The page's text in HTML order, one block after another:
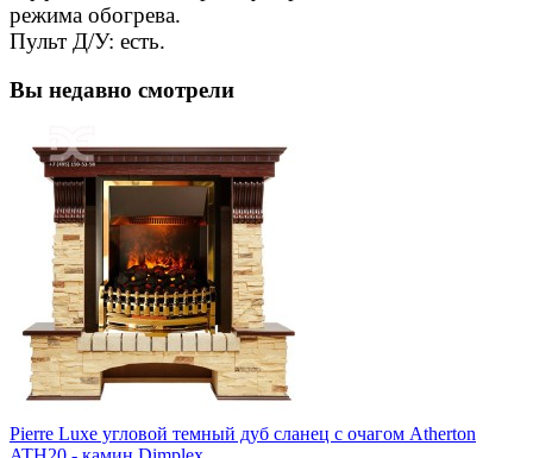
режима обогрева.
Пульт Д/У: есть.
Вы недавно смотрели
Pierre Luxe угловой темный дуб сланец с очагом Atherton